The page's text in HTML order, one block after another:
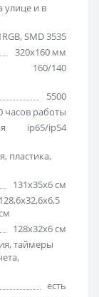
улице и в
SMD 3535
320х160 мм
160/140
5500
часов работы
ip65/ip54
пластика,
131х35х6 см
128,6х32,6х6,5
128х32х6 см
таймеры
есть